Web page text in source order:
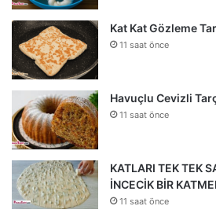
Kat Kat Gözleme
11 saat önce
Havuçlu Cevizli
11 saat önce
KATLARI TEK TEK
İNCECİK BİR
11 saat önce